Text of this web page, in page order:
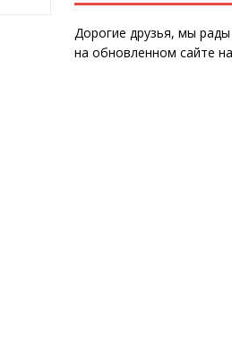
Дорогие друзья, мы
на обновленном сайте